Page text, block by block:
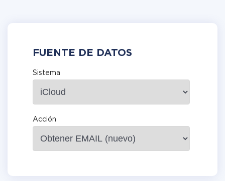
FUENTE DE DATOS
Sistema
Acción